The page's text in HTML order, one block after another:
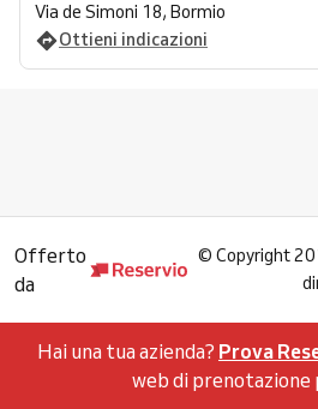
Via de Simoni 18, Bormio
Ottieni indicazioni
Offerto
da
© Copyright
Hai una tua azienda? Prova
web di prenotazione